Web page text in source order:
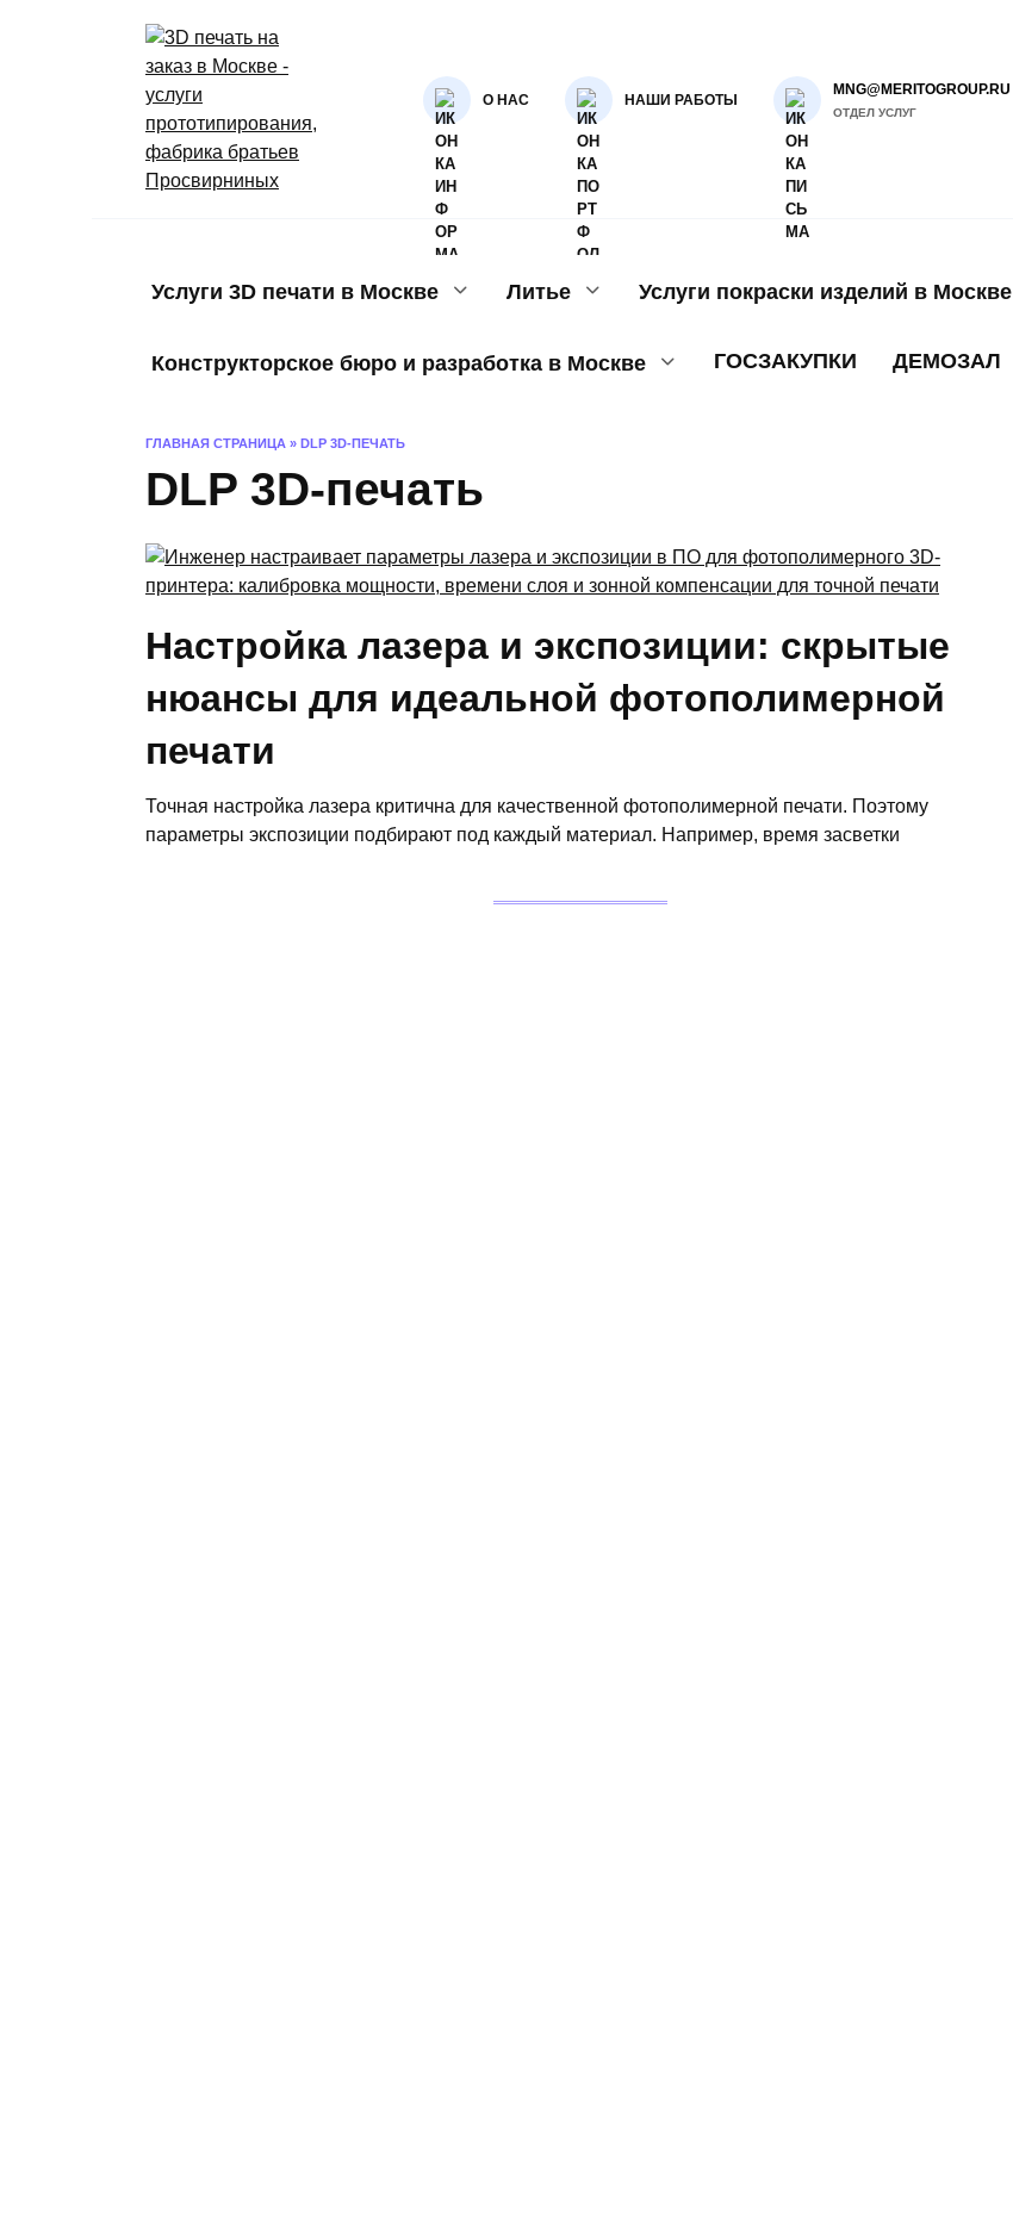
О НАС НАШИ РАБОТЫ
MNG@MERITOGROUP.RU
ОТДЕЛ УСЛУГ
Услуги 3D печати в Москве Литье Услуги покраски изделий в Москве
Конструкторское бюро и разработка в Москве ГОСЗАКУПКИ ДЕМОЗАЛ
ГЛАВНАЯ СТРАНИЦА » DLP 3D-ПЕЧАТЬ
DLP 3D-печать
Настройка лазера и экспозиции: скрытые
нюансы для идеальной фотополимерной
печати
Точная настройка лазера критична для качественной фотополимерной печати. Поэтому
параметры экспозиции подбирают под каждый материал. Например, время засветки